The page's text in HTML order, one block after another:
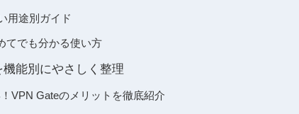
用途別ガイド
てでも分かる使い方
能別にやさしく整理
VPN Gateのメリットを徹底紹介